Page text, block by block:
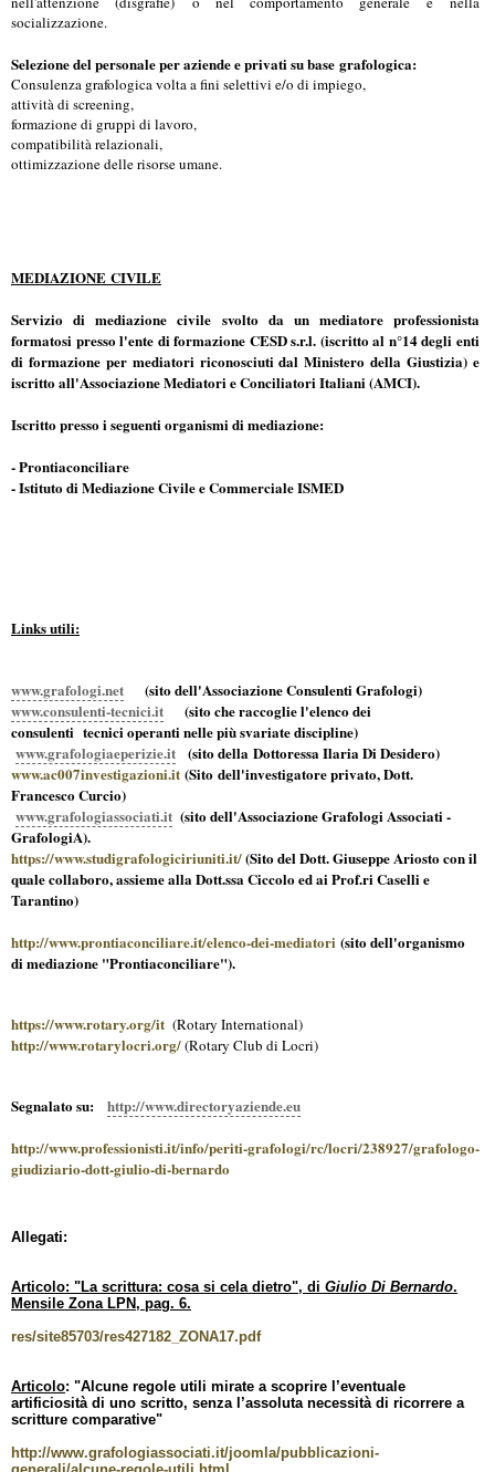
socializzazione.
Selezione del personale per aziende e privati su base grafologica:
Consulenza grafologica volta a fini selettivi e/o di impiego,
attività di screening,
formazione di gruppi di lavoro,
compatibilità relazionali,
ottimizzazione delle risorse umane.
MEDIAZIONE CIVILE
Servizio di mediazione civile svolto da un mediatore professionista
formatosi presso l'ente di formazione CESD s.r.l. (iscritto al n°14 degli enti
di formazione per mediatori riconosciuti dal Ministero della Giustizia) e
iscritto all'Associazione Mediatori e Conciliatori Italiani (AMCI).
Iscritto presso i seguenti organismi di mediazione:
- Prontiaconciliare
- Istituto di Mediazione Civile e Commerciale ISMED
Links utili:
www.grafologi.net (sito dell'Associazione Consulenti Grafologi)
www.consulenti-tecnici.it (sito che raccoglie l'elenco dei
consulenti tecnici operanti nelle più svariate discipline)
www.grafologiaeperizie.it (sito della Dottoressa Ilaria Di Desidero)
www.ac007investigazioni.it (Sito dell'investigatore privato, Dott.
Francesco Curcio)
www.grafologiassociati.it (sito dell'Associazione Grafologi Associati -
GrafologiA).
https://www.studigrafologiciriuniti.it/(Sito del Dott. Giuseppe Ariosto con il
quale collaboro, assieme alla Dott.ssa Ciccolo ed ai Prof.ri Caselli e
Tarantino)
http://www.prontiaconciliare.it/elenco-dei-mediatori (sito dell'organismo
di mediazione "Prontiaconciliare").
https://www.rotary.org/it (Rotary International)
http://www.rotarylocri.org/(Rotary Club di Locri)
Segnalato su: http://www.directoryaziende.eu
http://www.professionisti.it/info/periti-grafologi/rc/locri/238927/grafologo-
giudiziario-dott-giulio-di-bernardo
Allegati:
Articolo: "La scrittura: cosa si cela dietro", di Giulio Di Bernardo.
Mensile Zona LPN, pag. 6.
res/site85703/res427182_ZONA17.pdf
Articolo: "Alcune regole utili mirate a scoprire l’eventuale
artificiosità di uno scritto, senza l’assoluta necessità di ricorrere a
scritture comparative"
http://www.grafologiassociati.it/joomla/pubblicazioni-